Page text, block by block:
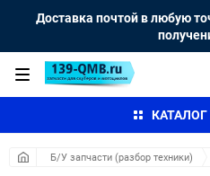
Доставка почтой в любую
Б/У запчасти (разбор техники)